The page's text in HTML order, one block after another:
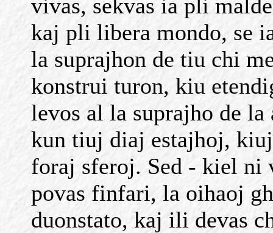
vivas, sekvas ia pli
kaj pli libera mondo, se
la suprajhon de tiu chi
konstrui turon, kiu
levos al la suprajho de
kun tiuj diaj estajhoj,
foraj sferoj. Sed - kiel
povas finfari, la oihaoj
duonstato, kaj ili devas